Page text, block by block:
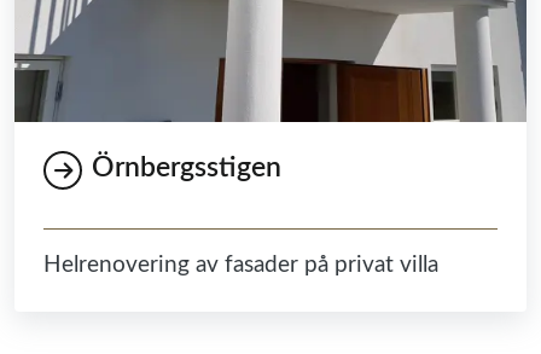
Örnbergsstigen
Helrenovering av fasader på privat villa